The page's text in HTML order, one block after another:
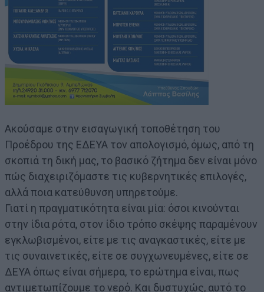
Ακούσαμε στην εισαγωγική τοποθέτηση του
Προέδρου της ΕΔΕΥΑ τον απολογισμό, όμως, από τη
σκοπιά τη δική μας, το βασικό ζήτημα δεν είναι μόνο
πώς διαχειριζόμαστε τις κυβερνητικές επιλογές,
αλλά ποια κατεύθυνση υπηρετούμε.
Γιατί η πραγματικότητα είναι μία: όσοι κινούνται
στην ίδια ρότα, στον ίδιο τρόπο σκέψης παραμένουν
εγκλωβισμένοι, είτε με τις αναγκαστικές, είτε με
τις συναινετικές, είτε σε συγχωνευμένες, είτε σε
ΔΕΥΑ όπως είναι σήμερα, το ερώτημα είναι, πως
αντιμετωπίζουμε το νερό. Και δυστυχώς, αυτό το